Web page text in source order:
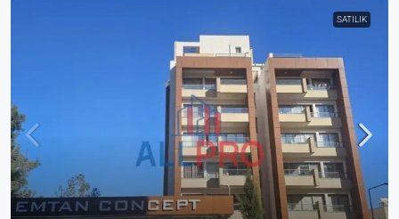
SATILIK